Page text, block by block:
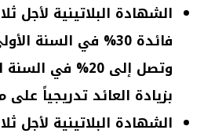
الشهادة البلاتينية لأجل
وتصل إلى 20%
بزيادة العائد تدريجياً
الشهادة البلاتينية لأجل